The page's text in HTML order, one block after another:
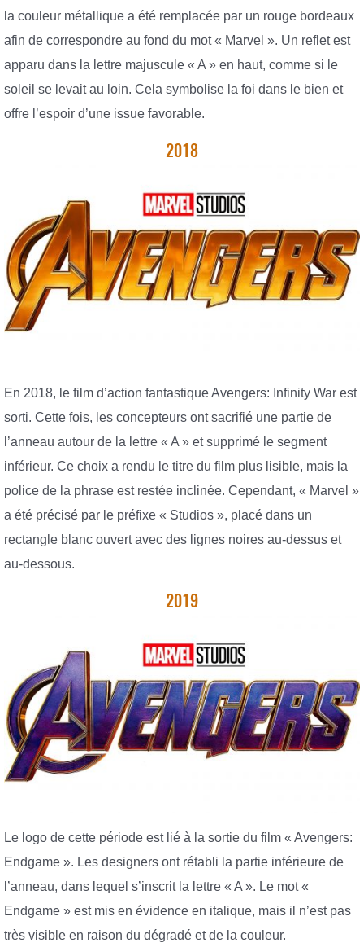
la couleur métallique a été remplacée par un rouge bordeaux
afin de correspondre au fond du mot « Marvel ». Un reflet est
apparu dans la lettre majuscule « A » en haut, comme si le
soleil se levait au loin. Cela symbolise la foi dans le bien et
offre l’espoir d’une issue favorable.
2018
En 2018, le film d’action fantastique Avengers: Infinity War est
sorti. Cette fois, les concepteurs ont sacrifié une partie de
l’anneau autour de la lettre « A » et supprimé le segment
inférieur. Ce choix a rendu le titre du film plus lisible, mais la
police de la phrase est restée inclinée. Cependant, « Marvel »
a été précisé par le préfixe « Studios », placé dans un
rectangle blanc ouvert avec des lignes noires au-dessus et
au-dessous.
2019
Le logo de cette période est lié à la sortie du film « Avengers:
Endgame ». Les designers ont rétabli la partie inférieure de
l’anneau, dans lequel s’inscrit la lettre « A ». Le mot «
Endgame » est mis en évidence en italique, mais il n’est pas
très visible en raison du dégradé et de la couleur.